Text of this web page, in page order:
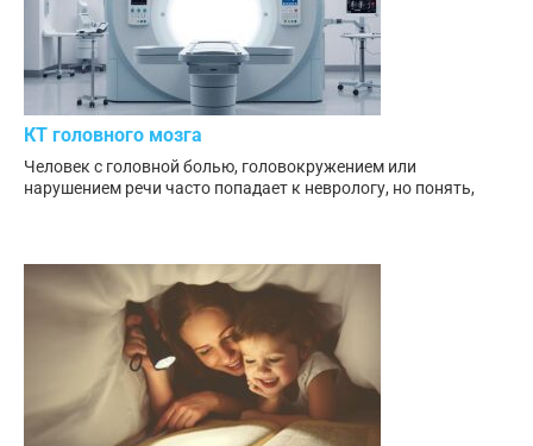
КТ головного мозга
Человек с головной болью, головокружением или
нарушением речи часто попадает к неврологу, но понять,